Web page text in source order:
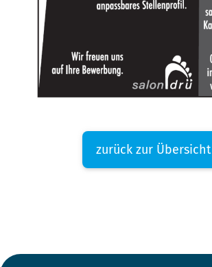
zurück zur Übersicht